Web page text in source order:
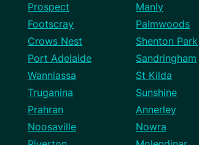
Prospect Manly
Footscray Palmwoods
Crows Nest Shenton Park
Port Adelaide Sandringham
Wanniassa St Kilda
Truganina Sunshine
Prahran Annerley
Noosaville Nowra